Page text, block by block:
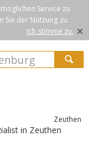
Service zu
Sie der Nutzung zu.
Ich stimme zu. ×
Zeuthen
in Zeuthen